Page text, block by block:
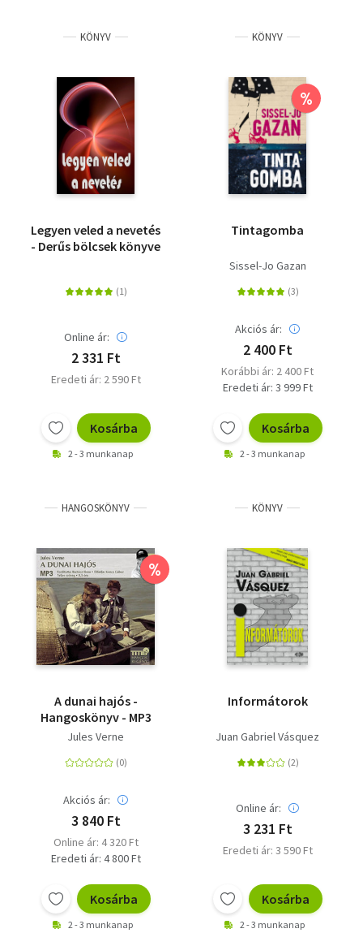
KÖNYV
Legyen veled a nevetés
- Derűs bölcsek könyve
Online ár:
2 331 Ft
Eredeti ár: 2 590 Ft
Kosárba
2 - 3 munkanap
KÖNYV
%
Tintagomba
Sissel-Jo Gazan
Akciós ár:
2 400 Ft
Korábbi ár: 2 400 Ft
Eredeti ár: 3 999 Ft
Kosárba
2 - 3 munkanap
HANGOSKÖNYV
%
A dunai hajós -
Hangoskönyv - MP3
Jules Verne
Akciós ár:
3 840 Ft
Online ár: 4 320 Ft
Eredeti ár: 4 800 Ft
Kosárba
2 - 3 munkanap
KÖNYV
Informátorok
Juan Gabriel Vásquez
Online ár:
3 231 Ft
Eredeti ár: 3 590 Ft
Kosárba
2 - 3 munkanap